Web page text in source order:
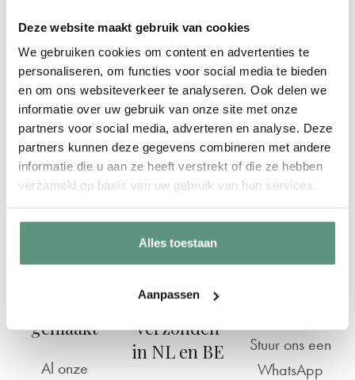
Deze website maakt gebruik van cookies
We gebruiken cookies om content en advertenties te
personaliseren, om functies voor social media te bieden
en om ons websiteverkeer te analyseren. Ook delen we
informatie over uw gebruik van onze site met onze
partners voor social media, adverteren en analyse. Deze
partners kunnen deze gegevens combineren met andere
informatie die u aan ze heeft verstrekt of die ze hebben
verzameld op basis van uw gebruik van hun services.
Alles toestaan
Aanpassen
gemaakt
Al onze
Snel
verzonden
in NL en BE
Stuur ons een
WhatsApp